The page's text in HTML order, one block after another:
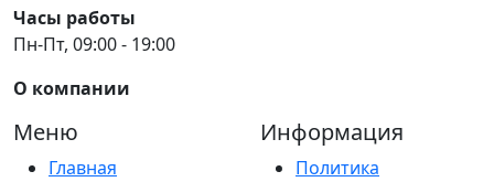
Часы работы
Пн-Пт, 09:00 - 19:00
О компании
Меню
Главная
Информация
Политика